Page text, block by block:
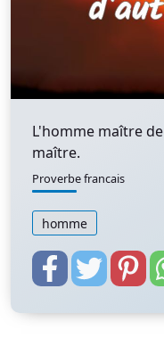
L'homme maître
maître.
Proverbe francais
homme